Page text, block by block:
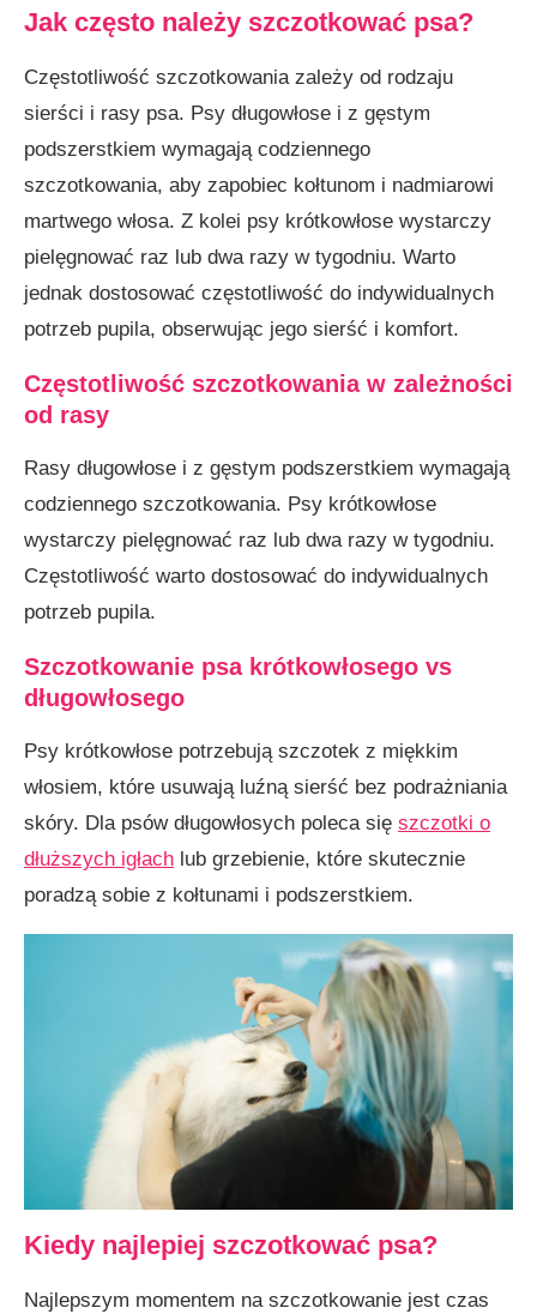
Jak często należy szczotkować psa?
Częstotliwość szczotkowania zależy od rodzaju
sierści i rasy psa. Psy długowłose i z gęstym
podszerstkiem wymagają codziennego
szczotkowania, aby zapobiec kołtunom i nadmiarowi
martwego włosa. Z kolei psy krótkowłose wystarczy
pielęgnować raz lub dwa razy w tygodniu. Warto
jednak dostosować częstotliwość do indywidualnych
potrzeb pupila, obserwując jego sierść i komfort.
Częstotliwość szczotkowania w zależności
od rasy
Rasy długowłose i z gęstym podszerstkiem wymagają
codziennego szczotkowania. Psy krótkowłose
wystarczy pielęgnować raz lub dwa razy w tygodniu.
Częstotliwość warto dostosować do indywidualnych
potrzeb pupila.
Szczotkowanie psa krótkowłosego vs
długowłosego
Psy krótkowłose potrzebują szczotek z miękkim
włosiem, które usuwają luźną sierść bez podrażniania
skóry. Dla psów długowłosych poleca się szczotki o
dłuższych igłach lub grzebienie, które skutecznie
poradzą sobie z kołtunami i podszerstkiem.
Kiedy najlepiej szczotkować psa?
Najlepszym momentem na szczotkowanie jest czas